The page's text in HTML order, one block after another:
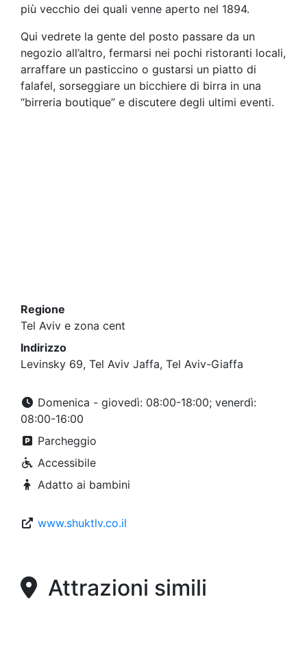
più vecchio dei quali venne aperto nel 1894.
Qui vedrete la gente del posto passare da un
negozio all’altro, fermarsi nei pochi ristoranti locali,
arraffare un pasticcino o gustarsi un piatto di
falafel, sorseggiare un bicchiere di birra in una
“birreria boutique” e discutere degli ultimi eventi.
Regione
Tel Aviv e zona cent
Indirizzo
Levinsky 69, Tel Aviv Jaffa, Tel Aviv-Giaffa
Domenica - giovedì: 08:00-18:00; venerdì:
08:00-16:00
Parcheggio
Accessibile
Adatto ai bambini
www.shuktlv.co.il
Attrazioni simili